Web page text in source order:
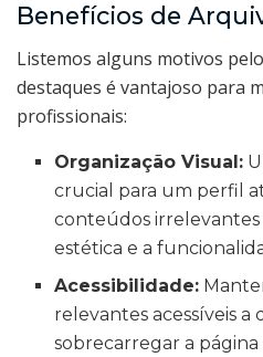
Benefícios de
Listemos alguns motivos
destaques é vantajoso para
profissionais:
Organização Visual:
crucial para um perfil
conteúdos
estética e a
Acessibilidade:
relevantes acessíveis
sobrecarregar a página